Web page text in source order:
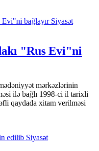
Siyasət
"Rus Evi"ni
mərkəzlərinin
ilə bağlı 1998-ci il tarixli
qaydada xitam verilməsi
Siyasət